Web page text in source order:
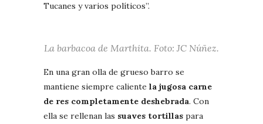
Tucanes y varios políticos”.
La barbacoa de Marthita. Foto: JC Núñez.
En una gran olla de grueso barro se
mantiene siempre caliente la jugosa carne
de res completamente deshebrada. Con
ella se rellenan las suaves tortillas para